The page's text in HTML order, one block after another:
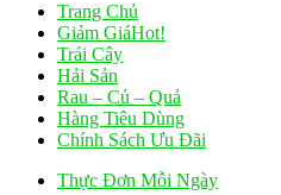
Trang Chủ
Giảm GiáHot!
Trái Cây
Hải Sản
Rau – Củ – Quả
Hàng Tiêu Dùng
Chính Sách Ưu Đãi
Thực Đơn Mỗi Ngày